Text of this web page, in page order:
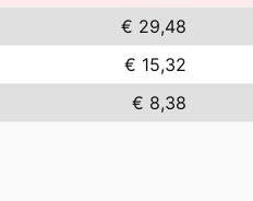
€ 29,48
€ 15,32
€ 8,38